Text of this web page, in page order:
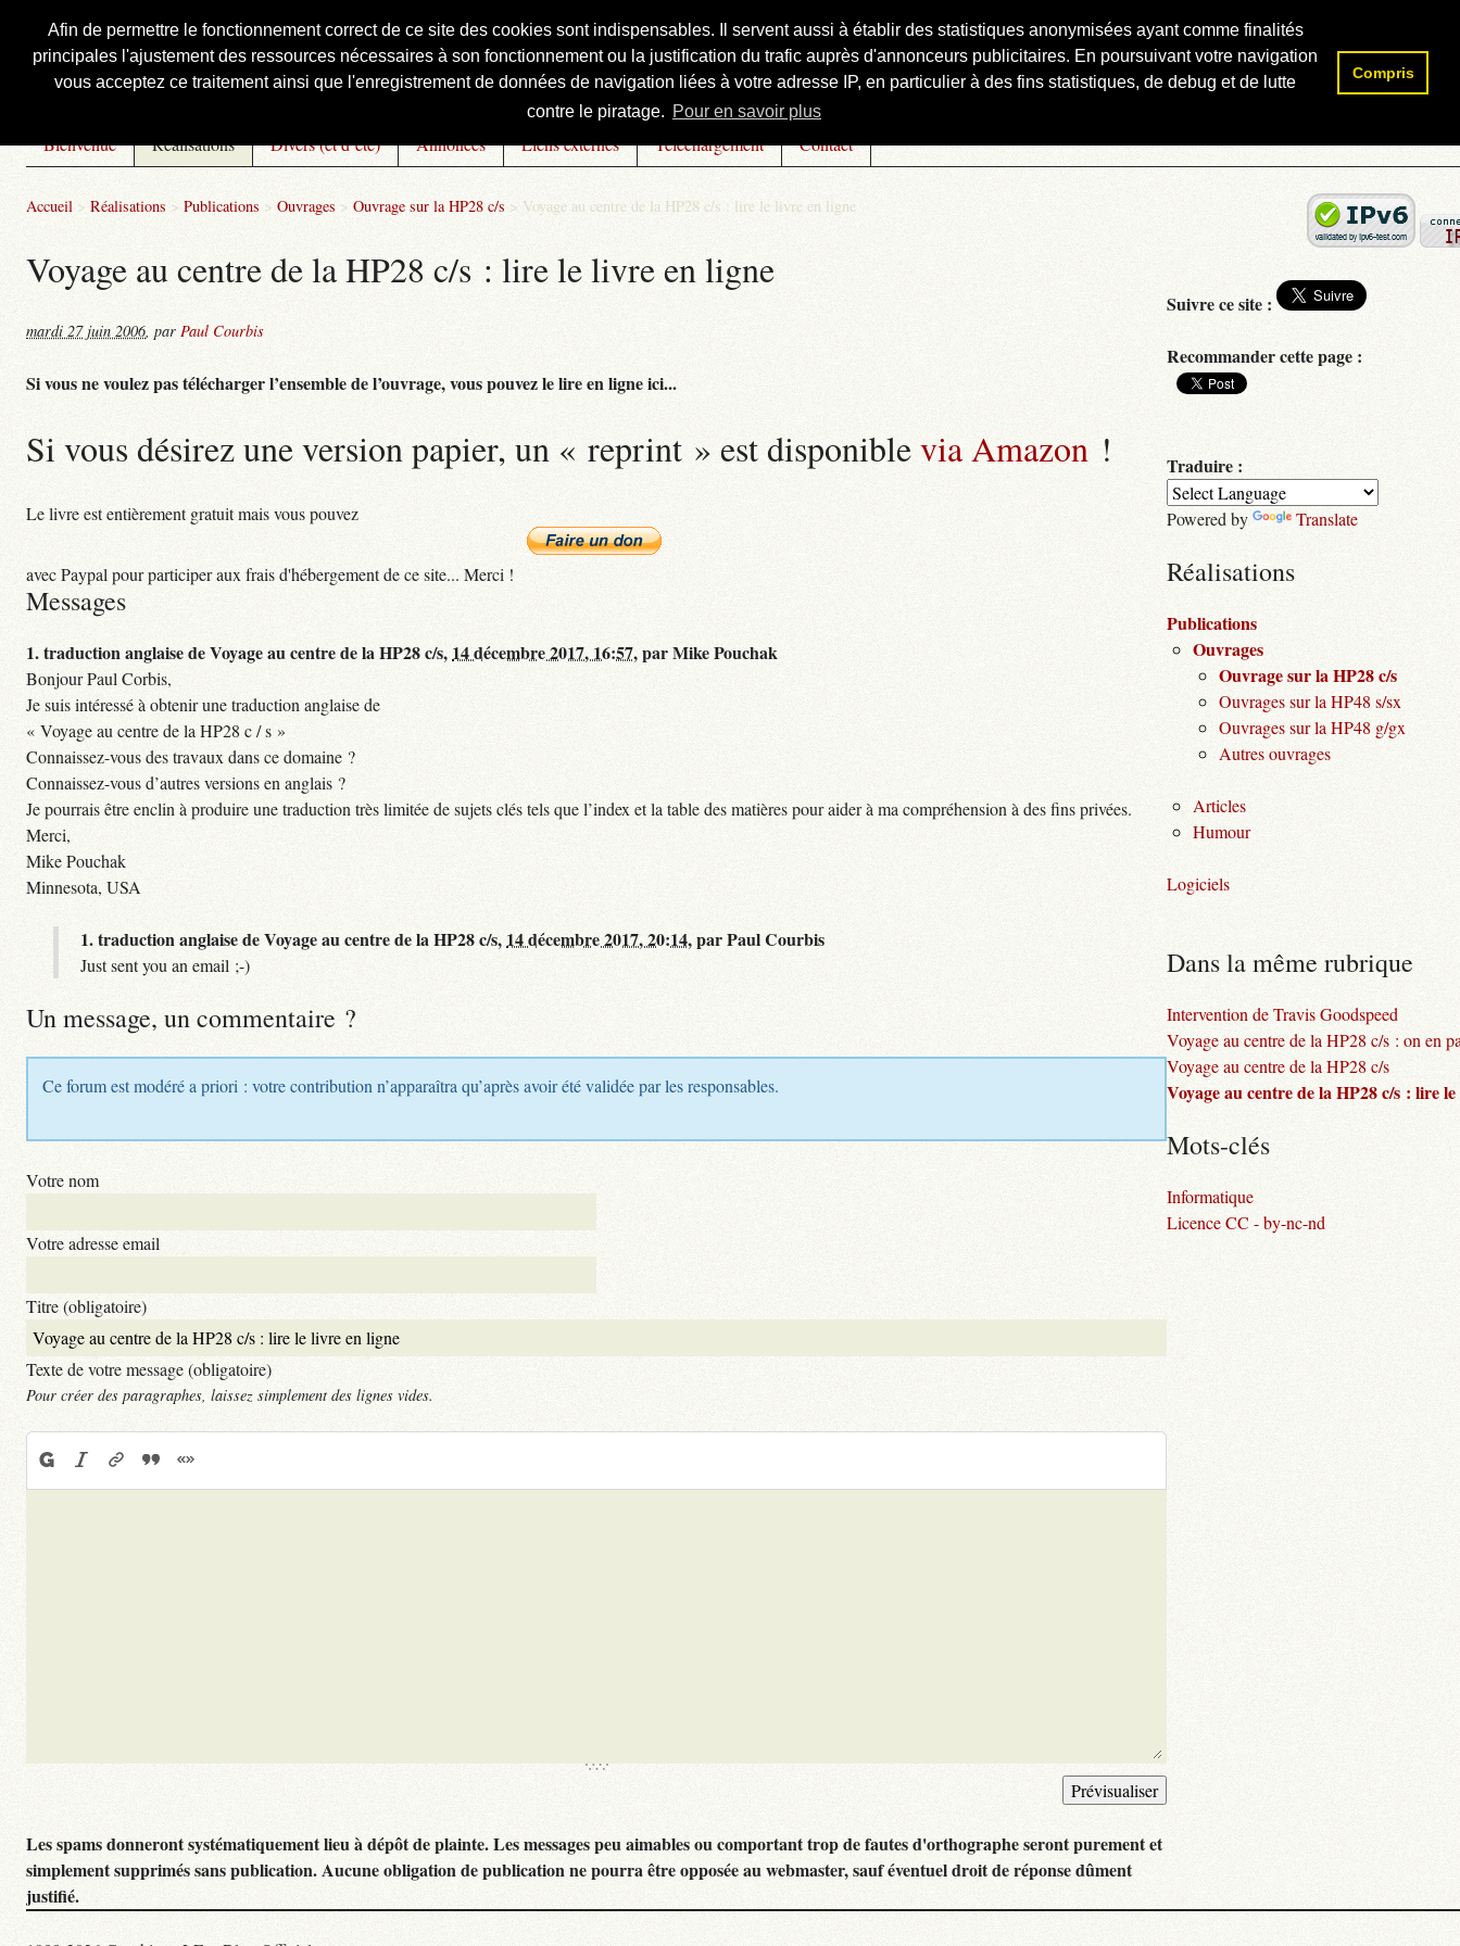
Afin de permettre le fonctionnement correct de ce site des cookies sont indispensables. Il servent aussi à établir des statistiques anonymisées ayant comme finalités
principales l'ajustement des ressources nécessaires à son fonctionnement ou la justification du trafic auprès d'annonceurs publicitaires. En poursuivant votre navigation
vous acceptez ce traitement ainsi que l'enregistrement de données de navigation liées à votre adresse IP, en particulier à des fins statistiques, de debug et de lutte
contre le piratage. Pour en savoir plus
Compris
Courbis, « LE » Blog Officiel
Bienvenue Réalisations Divers (et d’été) Annonces Liens externes Téléchargement Contact
Accueil > Réalisations > Publications > Ouvrages > Ouvrage sur la HP28 c/s > Voyage au centre de la HP28 c/s : lire le livre en ligne
Voyage au centre de la HP28 c/s : lire le livre en ligne
mardi 27 juin 2006, par Paul Courbis
Si vous ne voulez pas télécharger l’ensemble de l’ouvrage, vous pouvez le lire en ligne ici...
Si vous désirez une version papier, un « reprint » est disponiblevia Amazon !
Le livre est entièrement gratuit mais vous pouvez
avec Paypal pour participer aux frais d'hébergement de ce site... Merci !
Messages
1.traduction anglaise de Voyage au centre de la HP28 c/s, 14 décembre 2017, 16:57,parMike Pouchak
Bonjour Paul Corbis,
Je suis intéressé à obtenir une traduction anglaise de
« Voyage au centre de la HP28 c / s »
Connaissez-vous des travaux dans ce domaine ?
Connaissez-vous d’autres versions en anglais ?
Je pourrais être enclin à produire une traduction très limitée de sujets clés tels que l’index et la table des matières pour aider à ma compréhension à des fins privées.
Merci,
Mike Pouchak
Minnesota, USA
1.traduction anglaise de Voyage au centre de la HP28 c/s, 14 décembre 2017, 20:14,parPaul Courbis
Just sent you an email ;-)
Un message, un commentaire ?
Ce forum est modéré a priori : votre contribution n’apparaîtra qu’après avoir été validée par les responsables.
Votre nom
Votre adresse email
Titre (obligatoire)
Texte de votre message (obligatoire)
Pour créer des paragraphes, laissez simplement des lignes vides.
Les spams donneront systématiquement lieu à dépôt de plainte. Les messages peu aimables ou comportant trop de fautes d'orthographe seront purement et
simplement supprimés sans publication. Aucune obligation de publication ne pourra être opposée au webmaster, sauf éventuel droit de réponse dûment
justifié.
Rechercher :
Suivre ce site :
Recommander cette page :
Traduire :
Powered by Translate
Réalisations
Publications
Ouvrages
Ouvrage sur la HP28 c/s
Ouvrages sur la HP48 s/sx
Ouvrages sur la HP48 g/gx
Autres ouvrages
Articles
Humour
Logiciels
Dans la même rubrique
Intervention de Travis Goodspeed
Voyage au centre de la HP28 c/s : on en
Voyage au centre de la HP28 c/s
Voyage au centre de la HP28 c/s : lire
Mots-clés
Informatique
Licence CC - by-nc-nd